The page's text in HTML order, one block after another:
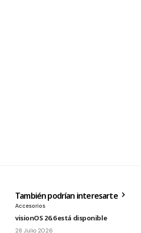
También podrían interesarte
Accesorios
visionOS 26.6 está disponible
28 Julio 2026